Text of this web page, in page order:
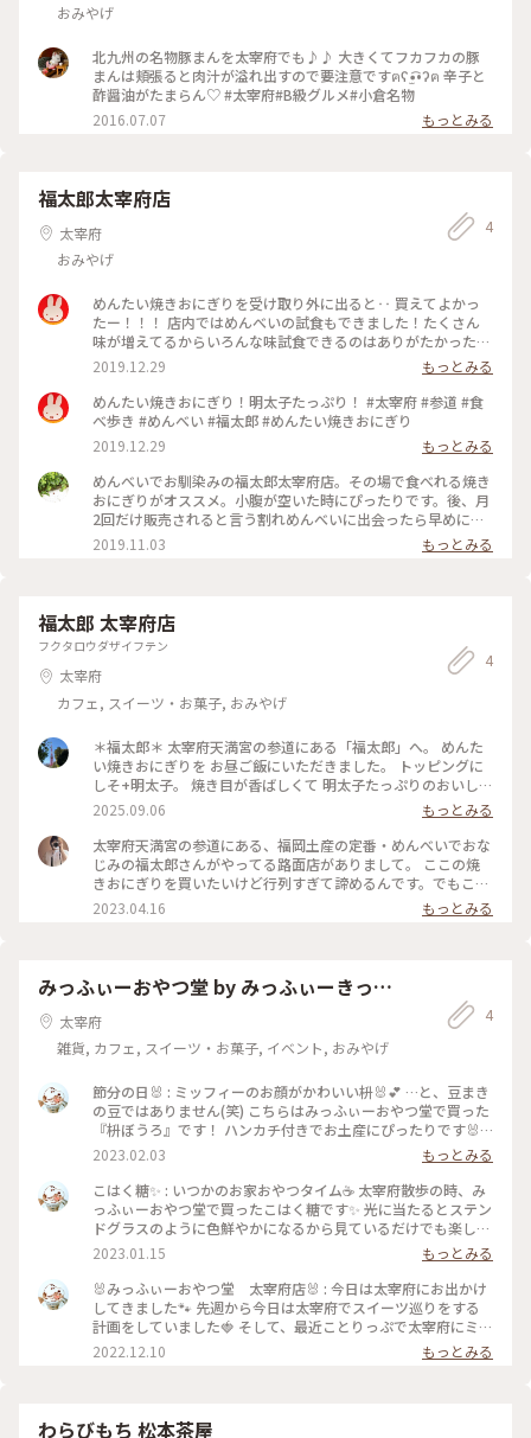
おみやげ
北九州の名物豚まんを太宰府でも♪♪ 大きくてフカフカの豚
まんは頬張ると肉汁が溢れ出すので要注意ですฅʕ•̫͡•ʔฅ 辛子と
酢醤油がたまらん♡ #太宰府#B級グルメ#小倉名物
2016.07.07
もっとみる
福太郎太宰府店
太宰府
おみやげ
4
めんたい焼きおにぎりを受け取り外に出ると‥ 買えてよかっ
たー！！！ 店内ではめんべいの試食もできました！たくさん
味が増えてるからいろんな味試食できるのはありがたかった
ー！ #太宰府 #食べ歩き #めんべい #めんたい焼きおにぎり
2019.12.29
もっとみる
めんたい焼きおにぎり！明太子たっぷり！ #太宰府 #参道 #食
べ歩き #めんべい #福太郎 #めんたい焼きおにぎり
2019.12.29
もっとみる
めんべいでお馴染みの福太郎太宰府店。その場で食べれる焼き
おにぎりがオススメ。小腹が空いた時にぴったりです。後、月
2回だけ販売されると言う割れめんべいに出会ったら早めに購
入を。すぐに売り切れちゃいます。 #福岡 #福太郎 #太宰
府 #めんべい #旅の思い出
2019.11.03 もっとみる
福太郎 太宰府店
フクタロウダザイフテン
太宰府
カフェ, スイーツ・お菓子, おみやげ
4
＊福太郎＊ 太宰府天満宮の参道にある「福太郎」へ。 めんた
い焼きおにぎりを お昼ご飯にいただきました。 トッピングに
しそ+明太子。 焼き目が香ばしくて 明太子たっぷりのおいしい
おにぎりです。 割れためんべいが お得な価格で販売されてい
るので 自分用に一袋。 結局割って食べるので これがちょうど
よくて パクパク食べてしまいます。 #ゆるり夏時間 #私のこと
りっぷ旅 #夏の福岡旅2025 #日帰り旅 #ひとり旅 #福岡 #福岡
パワースポット #ことりっぷ福岡 #福岡神社巡り #松梅もち巡
り #福岡お餅旅 #太宰府 #太宰府散策 #福太郎 #めんたい焼きお
にぎり #めんべい
2025.09.06
もっとみる
太宰府天満宮の参道にある、福岡土産の定番・めんべいでおな
じみの福太郎さんがやってる路面店がありまして。 ここの焼
きおにぎりを買いたいけど行列すぎて諦めるんです。でもこの
日は雨だからか5〜10分待ちで行けそうとのことで並んで買え
たー！ 選んだのはしそ明太。美味しくいただきました😋 #太宰
#sucle_gourmet #オリンパスペン #olympuspen
#olympuspenep7 #明太子 #福太郎 #おにぎり #焼きおに
ぎり #テイクアウト #太宰府土産 #めんべい #福岡 #福
岡土産 #めんたい焼おにぎり #福太郎本舗
2023.04.16 もっとみる
みっふぃーおやつ堂 by みっふぃーきっち
ん 太宰府店
太宰府
雑貨, カフェ, スイーツ・お菓子, イベント, おみやげ
4
節分の日🐰 : ミッフィーのお顔がかわいい枡🐰💕 …と、豆まき
の豆ではありません(笑) こちらはみっふぃーおやつ堂で買った
『枡ぼうろ』です！ ハンカチ付きでお土産にぴったりです🐰
たまごボーロにもイラストがついていてかわいいです♡ : 太宰
府のみっふぃーおやつ堂では、太宰府店限定の巾着を自分とお
友達用に買いました！ 梅のお花とピンク基調で太宰府感満載
です💕 : お店がOPENしてから数日後におじゃましたので、お
買い物したらノベルティーで限定の小さなタオルをもらっちゃ
いました！ 枡ぼうろのハンカチもノベルティーのハンカチも
どうやって使うか迷います😆 : #Myことりっぷ #みっふぃーお
やつ堂 #太宰府 #枡ぼうろ #巾着 #ミッフィー #うさぎ #かわい
い #お土産 #太宰府散歩 #福岡 #milkのミルキーな毎日
2023.02.03
もっとみる
こはく糖✨ : いつかのお家おやつタイム☕️ 太宰府散歩の時、み
っふぃーおやつ堂で買ったこはく糖です✨ 光に当たるとステン
ドグラスのように色鮮やかになるから見ているだけでも楽しい
こはく糖。 しゃりっとした食感も大好きで、お店で見つけた
瞬間にカゴに入れました😆 : ミッフィー🐰とボリス🐻のこはく
糖も入っていました♡ 曇りの日に開けたので、思ったような
写真は撮れず… もっと天気の良い日に撮ればよかった〜と少し
後悔😢 でも、食べたかったから仕方ない(笑) : みっふぃーおや
つ堂で買ったお土産紹介でした💡 5枚目は店頭にいたミッフィ
ーちゃんです🐰 : #Myことりっぷ #みっふぃーおやつ堂 #太宰
ーな毎日
2023.01.15
もっとみる
🐰みっふぃーおやつ堂 太宰府店🐰 : 今日は太宰府にお出かけ
してきました🐾 先週から今日は太宰府でスイーツ巡りをする
計画をしていました🍓 そして、最近ことりっぷで太宰府にミッ
フィーのお店がオープンするという記事を偶然見て、「これは
行かなくては！」と思い、行ってみました😊 : 昨日オープンし
かうと、12時から整理券なしで入場制限をかけながら入店でき
2022.12.10 もっとみる
わらびもち 松本茶屋